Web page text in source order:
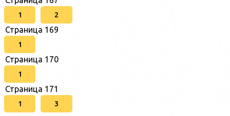
1 2
Страница 169
1
Страница 170
1
Страница 171
1 3